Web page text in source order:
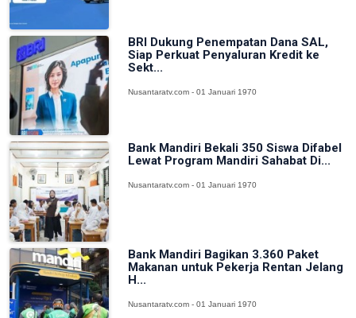
BRI Dukung Penempatan Dana SAL,
Siap Perkuat Penyaluran Kredit ke
Sekt...
Nusantaratv.com - 01 Januari 1970
Bank Mandiri Bekali 350 Siswa Difabel
Lewat Program Mandiri Sahabat Di...
Nusantaratv.com - 01 Januari 1970
Bank Mandiri Bagikan 3.360 Paket
Makanan untuk Pekerja Rentan Jelang
H...
Nusantaratv.com - 01 Januari 1970